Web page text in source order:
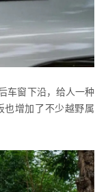
车窗下沿，给人一种
也增加了不少越野属